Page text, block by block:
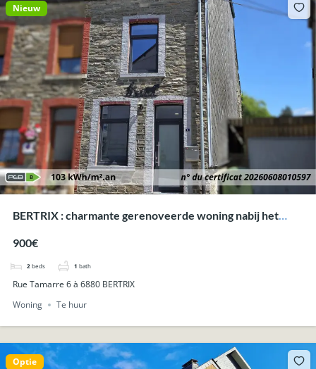
Nieuw
BERTRIX : charmante gerenoveerde woning nabij het
900€
2 beds 1 bath
Rue Tamarre 6 à 6880 BERTRIX
Woning
Te huur
Optie